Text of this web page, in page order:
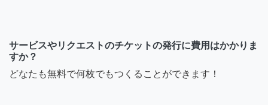
サービスやリクエストのチケットの発行に費用はかかりま
すか？
どなたも無料で何枚でもつくることができます！